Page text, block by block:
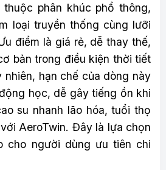
thuộc phân khúc phổ thông,
loại truyền thống cùng lưỡi
điểm là giá rẻ, dễ thay thế,
bản trong điều kiện thời tiết
hạn chế của dòng này
học, dễ gây tiếng ồn khi
su nhanh lão hóa, tuổi thọ
AeroTwin. Đây là lựa chọn
cho người dùng ưu tiên chi